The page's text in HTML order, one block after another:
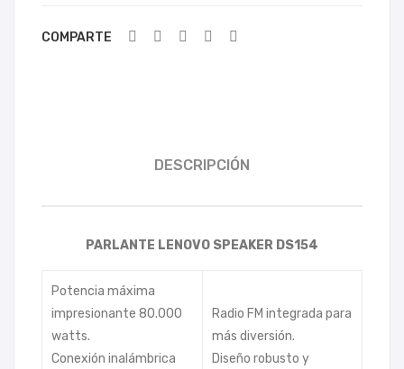
COMPARTE
DESCRIPCIÓN
PARLANTE LENOVO SPEAKER DS154
Potencia máxima
impresionante 80.000
watts.
Conexión inalámbrica
Radio FM integrada para
más diversión.
Diseño robusto y